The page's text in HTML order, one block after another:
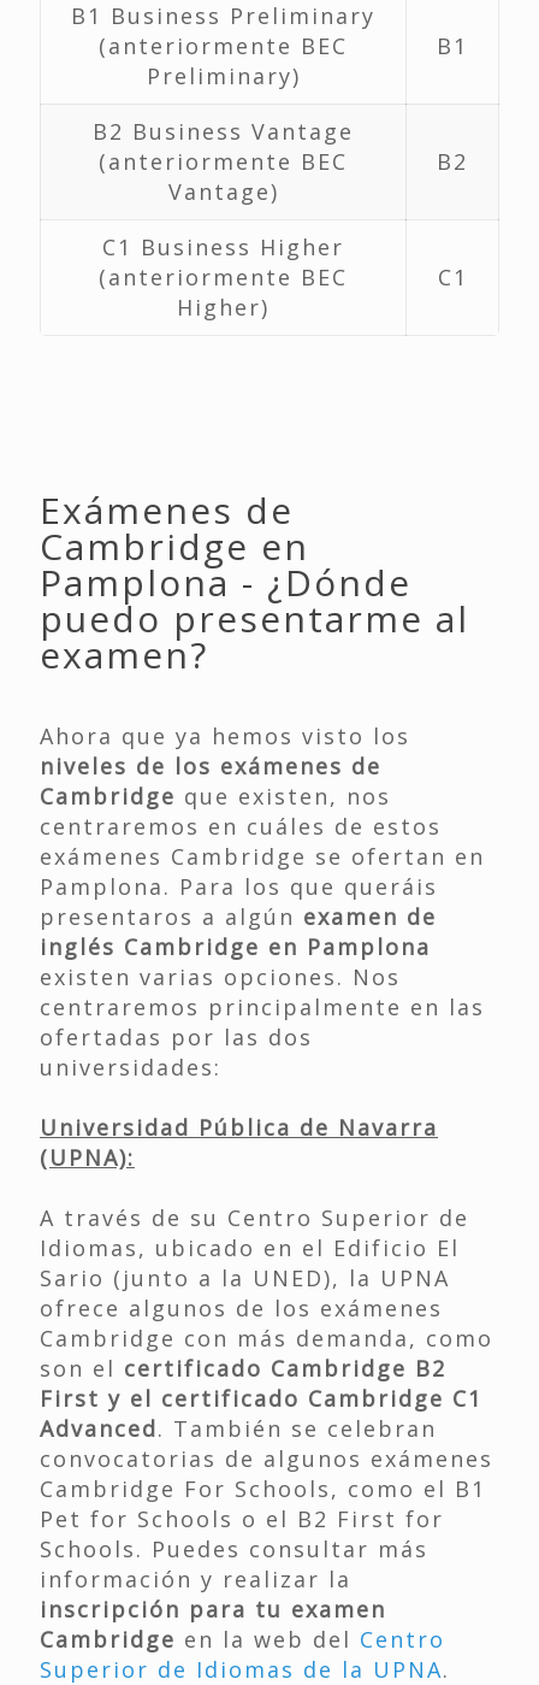
B1 Business Preliminary
(anteriormente BEC
Preliminary)
B1
B2 Business Vantage
(anteriormente BEC
Vantage)
B2
C1 Business Higher
(anteriormente BEC
Higher)
C1
Exámenes de
Cambridge en
Pamplona - ¿Dónde
puedo presentarme al
examen?
Ahora que ya hemos visto los
niveles de los exámenes de
Cambridge que existen, nos
centraremos en cuáles de estos
exámenes Cambridge se ofertan en
Pamplona. Para los que queráis
presentaros a algún examen de
inglés Cambridge en Pamplona
existen varias opciones. Nos
centraremos principalmente en las
ofertadas por las dos
universidades:
Universidad Pública de Navarra
(UPNA):
A través de su Centro Superior de
Idiomas, ubicado en el Edificio El
Sario (junto a la UNED), la UPNA
ofrece algunos de los exámenes
Cambridge con más demanda, como
son el certificado Cambridge B2
First y el certificado Cambridge C1
Advanced. También se celebran
convocatorias de algunos exámenes
Cambridge For Schools, como el B1
Pet for Schools o el B2 First for
Schools. Puedes consultar más
información y realizar la
inscripción para tu examen
Cambridge en la web del Centro
Superior de Idiomas de la UPNA.